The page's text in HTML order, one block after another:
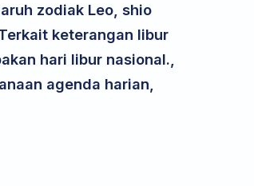
zodiak Leo, shio
keterangan libur
hari libur nasional.,
agenda harian,